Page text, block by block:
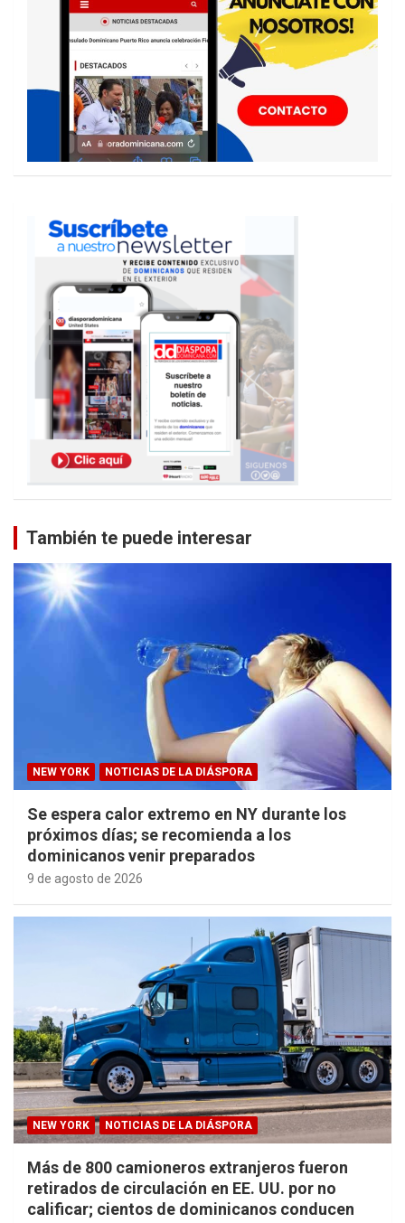
También te puede interesar
NEW YORK NOTICIAS DE LA DIÁSPORA
Se espera calor extremo en NY durante los
próximos días; se recomienda a los
dominicanos venir preparados
9 de agosto de 2026
NEW YORK NOTICIAS DE LA DIÁSPORA
Más de 800 camioneros extranjeros fueron
retirados de circulación en EE. UU. por no
calificar; cientos de dominicanos conducen